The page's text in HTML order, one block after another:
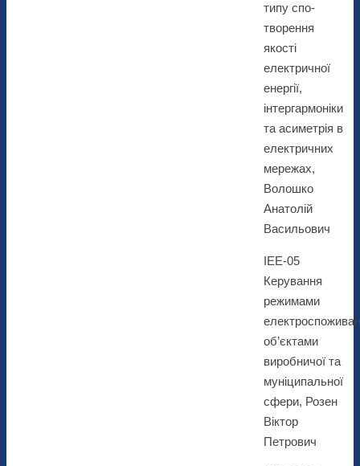
типу спо-
творення
якості
електричної
енергії,
інтергармоніки
та асиметрія в
електричних
мережах,
Волошко
Анатолій
Васильович
ІЕЕ-05
Керування
режимами
об’єктами
виробничої та
муніципальної
сфери, Розен
Віктор
Петрович